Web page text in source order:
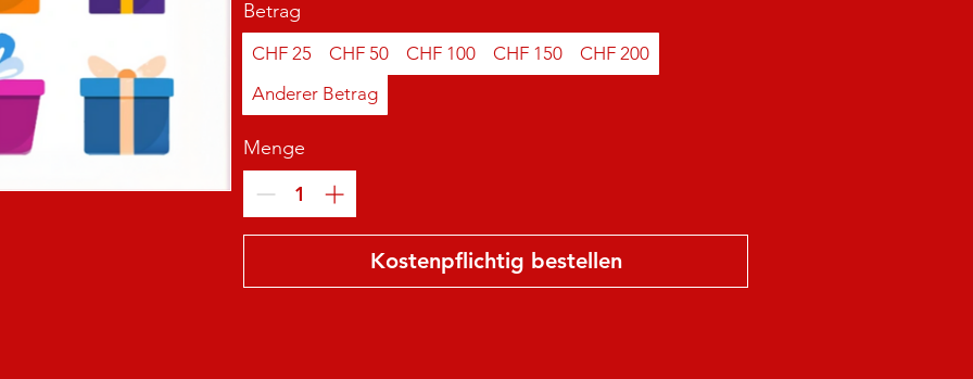
Betrag
CHF 25 CHF 50 CHF 100 CHF 150
CHF 200
Anderer Betrag
Menge
Kostenpflichtig bestellen